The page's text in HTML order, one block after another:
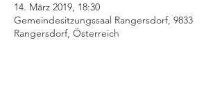
14. März 2019, 18:30
Gemeindesitzungssaal Rangersdorf, 9833
Rangersdorf, Österreich